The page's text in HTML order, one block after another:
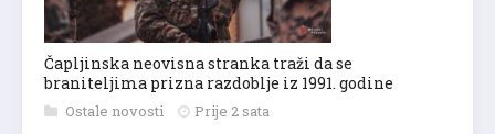
Čapljinska neovisna stranka traži da se
braniteljima prizna razdoblje iz 1991. godine
Ostale novosti Prije 2 sata